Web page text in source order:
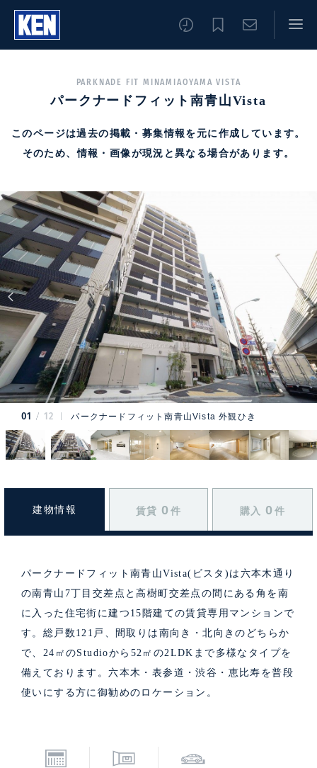
PARKNADE FIT MINAMIAOYAMA VISTA
パークナードフィット南青山Vista
このページは過去の掲載・募集情報を元に作成しています。
そのため、情報・画像が現況と異なる場合があります。
01 12 パークナードフィット南青山Vista 外観ひき
建物情報 賃貸 0 件 購入 0 件
パークナードフィット南青山Vista(ビスタ)は六本木通り
の南青山7丁目交差点と高樹町交差点の間にある角を南
に入った住宅街に建つ15階建ての賃貸専用マンションで
す。総戸数121戸、間取りは南向き・北向きのどちらか
で、24㎡のStudioから52㎡の2LDKまで多様なタイプを
備えております。六本木・表参道・渋谷・恵比寿を普段
使いにする方に御勧めのロケーション。